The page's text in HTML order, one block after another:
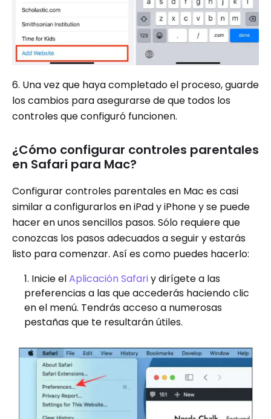
6. Una vez que haya completado el proceso, guarde
los cambios para asegurarse de que todos los
controles que configuró funcionen.
¿Cómo configurar controles parentales
en Safari para Mac?
Configurar controles parentales en Mac es casi
similar a configurarlos en iPad y iPhone y se puede
hacer en unos sencillos pasos. Sólo requiere que
conozcas los pasos adecuados a seguir y estarás
listo para comenzar. Así es como puedes hacerlo:
Inicie elAplicación Safariy dirígete a las
preferencias a las que accederás haciendo clic
en el menú. Tendrás acceso a numerosas
pestañas que te resultarán útiles.